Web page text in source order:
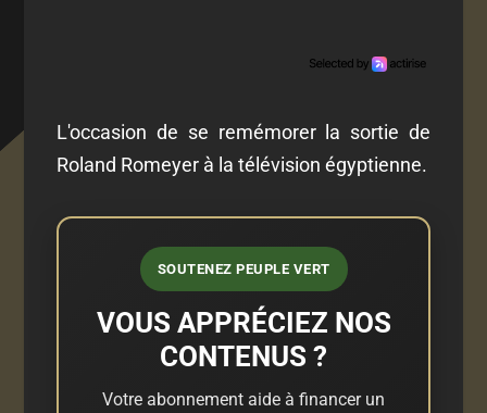
L'occasion de se remémorer la sortie de
Roland Romeyer à la télévision égyptienne.
SOUTENEZ PEUPLE VERT
VOUS APPRÉCIEZ NOS
CONTENUS ?
Votre abonnement aide à financer un